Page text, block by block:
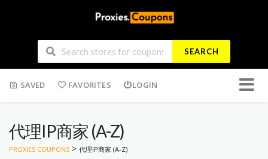
SEARCH
to
SAVED FAVORITES LOGIN
代理IP商家 (A-Z)
PROXIES COUPONS > 代理IP商家 (A-Z)